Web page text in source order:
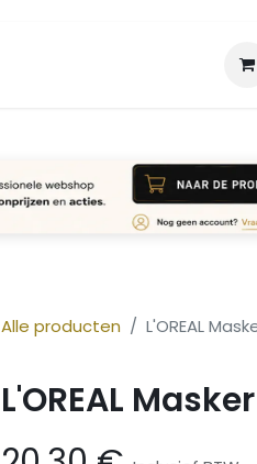
Alle producten L'OREAL
L'OREAL